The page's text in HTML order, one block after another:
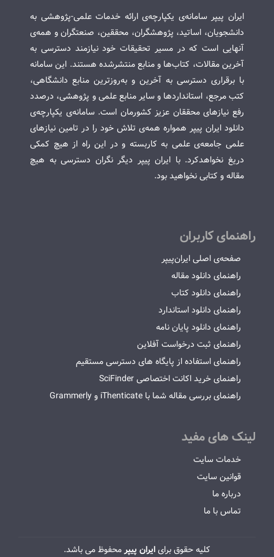
ایران پیپر سامانه‌ی یکپارچه‌ی ارائه خدمات علمی-پژوهشی به
دانشجویان، اساتید، پژوهشگران، محققین، صنعتگران و همه‌ی
آنهایی است که در مسیر تحقیقات خود نیازمند دسترسی به
آخرین مقالات، کتاب‌ها و منابع منتشرشده هستند. این سامانه
با برقراری دسترسی به آخرین و به‌روزترین منابع دانشگاهی،
کتب مرجع، استانداردها و سایر منابع علمی و پژوهشی، درصدد
رفع نیازهای محققان عزیز کشورمان است. سامانه‌ی یکپارچه‌ی
دانلود ایران پیپر همواره همه‌ی تلاش خود را در تامین نیازهای
علمی جامعه‌ی علمی به کاربسته و در این راه از هیچ کمکی
دریغ نخواهدکرد. با ایران پیپر دیگر نگران دسترسی به هیچ
مقاله و کتابی نخواهید بود.
راهنمای کاربران
صفحه‌ی اصلی ایران‌پیپر
راهنمای دانلود مقاله
راهنمای دانلود کتاب
راهنمای دانلود استاندارد
راهنمای دانلود پایان نامه
راهنمای ثبت درخواست آفلاین
راهنمای استفاده از پایگاه های دسترسی مستقیم
راهنمای خرید اکانت اختصاصی SciFinder
راهنمای بررسی مقاله شما با iThenticate و Grammerly
لینک های مفید
خدمات سایت
قوانین سایت
درباره ما
تماس با ما
کلیه حقوق برایایران پیپرمحفوظ می باشد.